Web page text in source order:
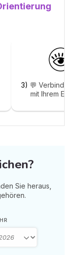
3) 💬
mit Ihrem
Sie heraus,